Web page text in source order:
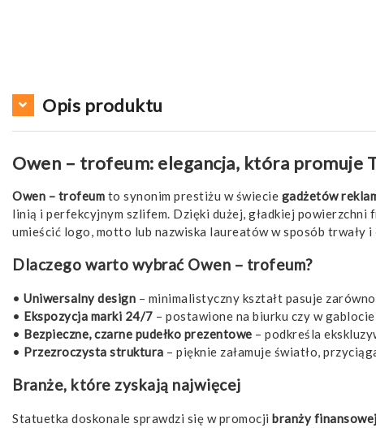
Opis produktu
Owen – trofeum: elegancja, która promuje
Owen – trofeum to synonim prestiżu w świecie gadżetów
linią i perfekcyjnym szlifem. Dzięki dużej, gładkiej
umieścić logo, motto lub nazwiska laureatów w sposób trwały
Dlaczego warto wybrać Owen – trofeum?
• Uniwersalny design – minimalistyczny kształt pasuje
• Ekspozycja marki 24/7 – postawione na biurku czy w
• Bezpieczne, czarne pudełko prezentowe – podkreśla
• Przezroczysta struktura – pięknie załamuje światło,
Branże, które zyskają najwięcej
Statuetka doskonale sprawdzi się w promocji branży